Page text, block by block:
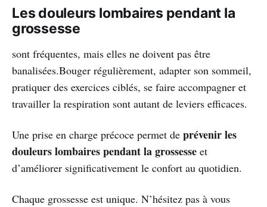
Les douleurs lombaires pendant la
grossesse
sont fréquentes, mais elles ne doivent pas être
banalisées.Bouger régulièrement, adapter son sommeil,
pratiquer des exercices ciblés, se faire accompagner et
travailler la respiration sont autant de leviers efficaces.
Une prise en charge précoce permet de prévenir les
douleurs lombaires pendant la grossesse et
d’améliorer significativement le confort au quotidien.
Chaque grossesse est unique. N’hésitez pas à vous